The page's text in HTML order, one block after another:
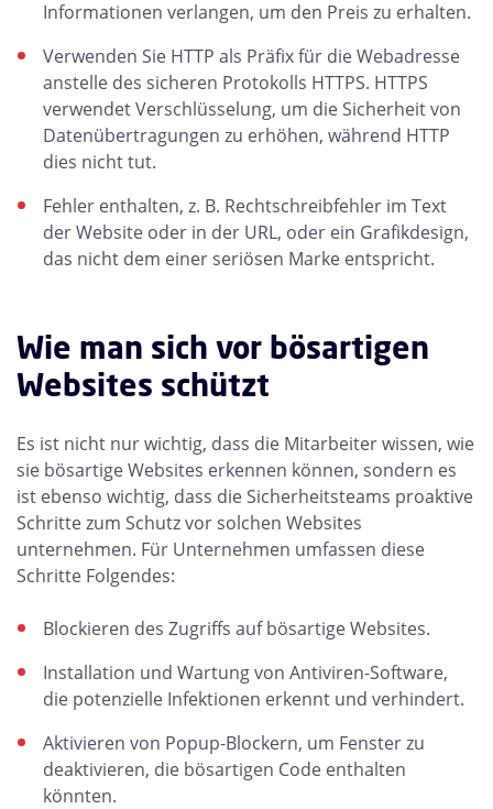
Informationen verlangen, um den Preis zu erhalten.
Verwenden Sie HTTP als Präfix für die Webadresse
anstelle des sicheren Protokolls HTTPS. HTTPS
verwendet Verschlüsselung, um die Sicherheit von
Datenübertragungen zu erhöhen, während HTTP
dies nicht tut.
Fehler enthalten, z. B. Rechtschreibfehler im Text
der Website oder in der URL, oder ein Grafikdesign,
das nicht dem einer seriösen Marke entspricht.
Wie man sich vor bösartigen
Websites schützt
Es ist nicht nur wichtig, dass die Mitarbeiter wissen, wie
sie bösartige Websites erkennen können, sondern es
ist ebenso wichtig, dass die Sicherheitsteams proaktive
Schritte zum Schutz vor solchen Websites
unternehmen. Für Unternehmen umfassen diese
Schritte Folgendes:
Blockieren des Zugriffs auf bösartige Websites.
Installation und Wartung von Antiviren-Software,
die potenzielle Infektionen erkennt und verhindert.
Aktivieren von Popup-Blockern, um Fenster zu
deaktivieren, die bösartigen Code enthalten
könnten.